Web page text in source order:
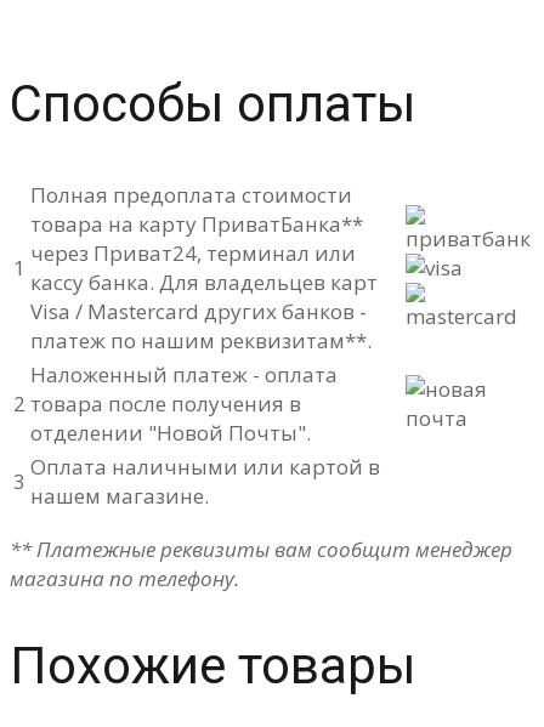
Способы оплаты
1
Полная предоплата стоимости
товара на карту ПриватБанка**
через Приват24, терминал или
кассу банка. Для владельцев карт
Visa / Mastercard других банков -
платеж по нашим реквизитам**.
2
Наложенный платеж - оплата
товара после получения в
отделении "Новой Почты".
3
Оплата наличными или картой в
нашем магазине.
** Платежные реквизиты вам сообщит менеджер
магазина по телефону.
Похожие товары